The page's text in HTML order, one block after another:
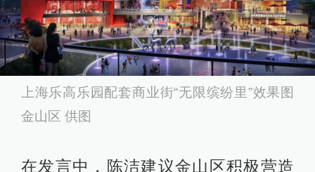
上海乐高乐园配套商业街“无限缤纷里”效果图
金山区 供图
在发言中，陈洁建议金山区积极营造